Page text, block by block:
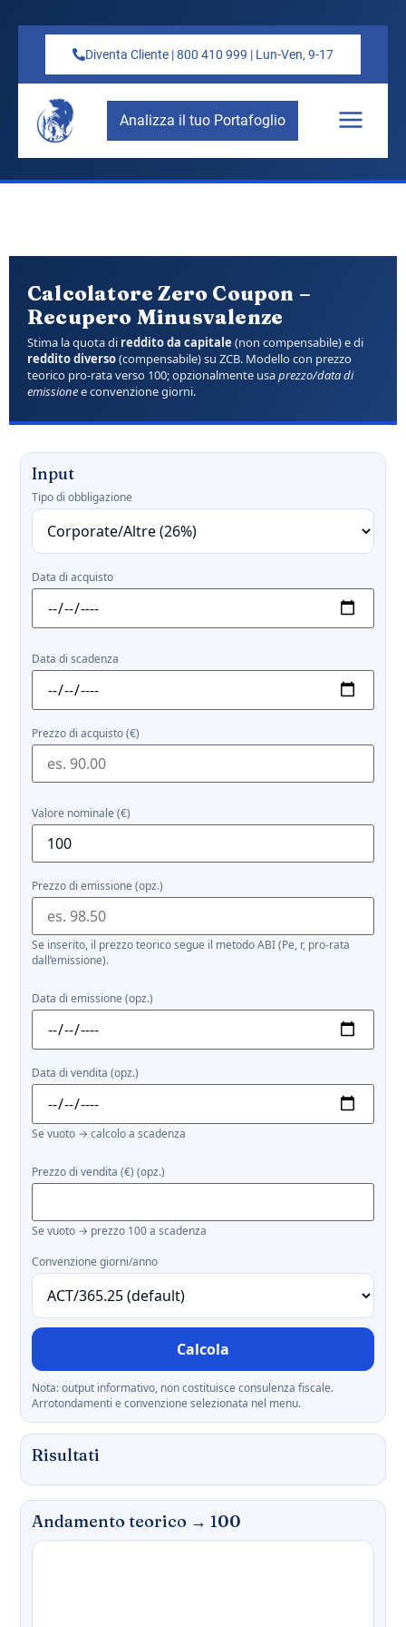
Diventa Cliente | 800 410 999 | Lun-Ven, 9-17
Analizza il tuo Portafoglio
Calcolatore Zero Coupon –
Recupero Minusvalenze
Stima la quota di reddito da capitale (non compensabile) e di
reddito diverso(compensabile) su ZCB. Modello con prezzo
teorico pro-rata verso 100; opzionalmente usaprezzo/data di
emissionee convenzione giorni.
Input
Tipo di obbligazione
Data di acquisto
Data di scadenza
Prezzo di acquisto (€)
Valore nominale (€)
Prezzo di emissione (opz.)
Se inserito, il prezzo teorico segue il metodo ABI (Pe, r, pro-rata
dall’emissione).
Data di emissione (opz.)
Data di vendita (opz.)
Se vuoto → calcolo a scadenza
Prezzo di vendita (€) (opz.)
Se vuoto → prezzo 100 a scadenza
Convenzione giorni/anno
Calcola
Nota: output informativo, non costituisce consulenza fiscale.
Arrotondamenti e convenzione selezionata nel menu.
Risultati
Andamento teorico → 100